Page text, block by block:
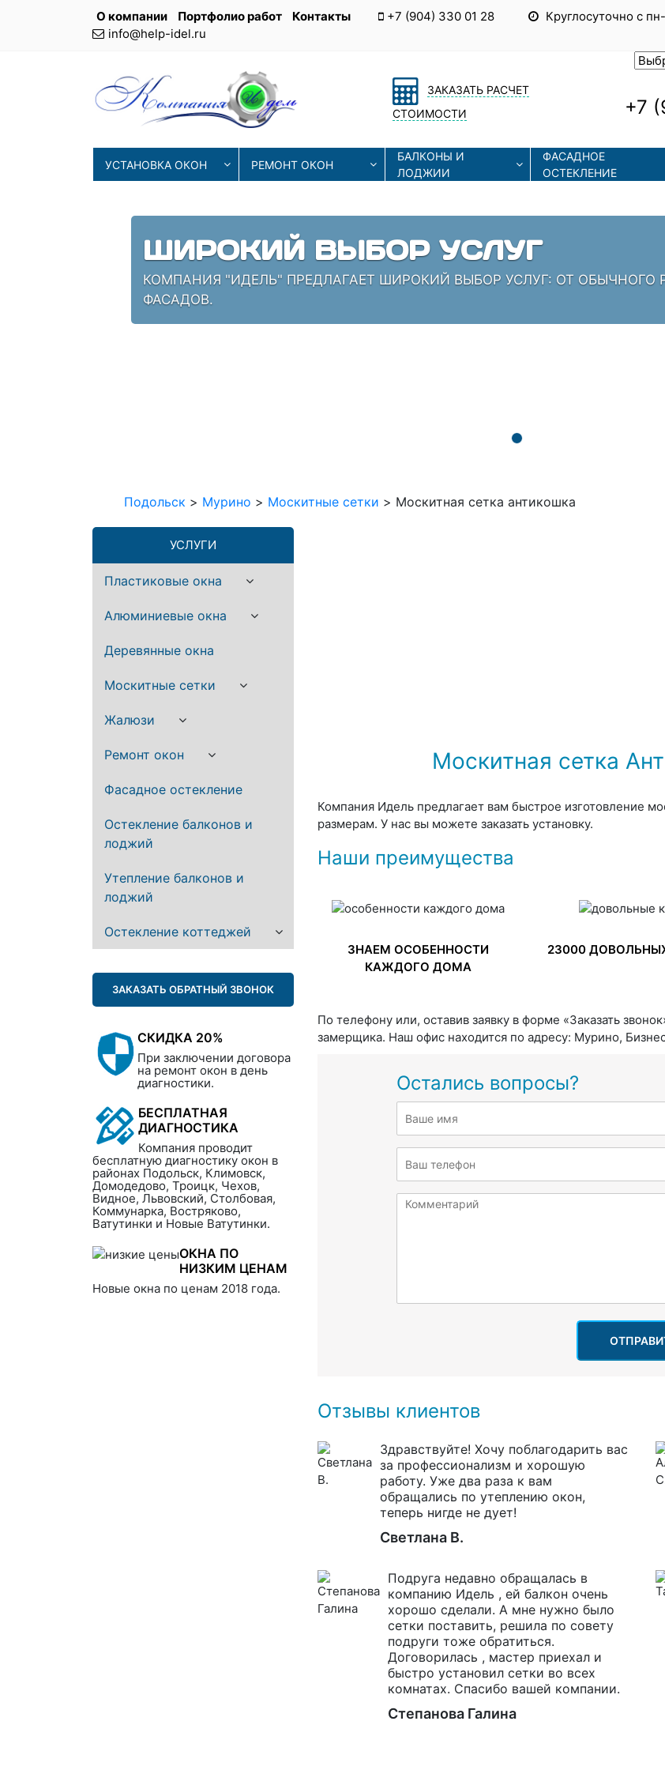
О компании Портфолио работ Контакты +7 (904) 330 01 28
Круглосуточно с
info@help-idel.ru
ЗАКАЗАТЬ РАСЧЕТ
СТОИМОСТИ
+7
УСТАНОВКА ОКОН РЕМОНТ ОКОН
БАЛКОНЫ И
ЛОДЖИИ
ФАСАДНОЕ
ОСТЕКЛЕНИЕ
СОВРЕМЕННЫЕ ТЕХНОЛОГИИ
НАШИ МАСТЕРА ИСПОЛЬЗУЮТ СОВРЕМЕННЫЕ ТЕХНОЛОГИИ МОНТАЖА И
ПРОВЕРЕННЫЕ СПЕЦИАЛИСТЫ, КОТОРЫЕ ЗНАЮТ СВОЁ ДЕЛО!
Подольск > Мурино > Москитные сетки > Москитная сетка антикошка
УСЛУГИ
Пластиковые окна
Алюминиевые окна
Деревянные окна
Москитные сетки
Жалюзи
Ремонт окон
Фасадное остекление
Остекление балконов и
лоджий
Утепление балконов и
лоджий
Остекление коттеджей
ЗАКАЗАТЬ ОБРАТНЫЙ ЗВОНОК
СКИДКА 20%
При заключении договора
на ремонт окон в день
диагностики.
БЕСПЛАТНАЯ
ДИАГНОСТИКА
Компания проводит
бесплатную диагностику окон в
районах Подольск, Климовск,
Домодедово, Троицк, Чехов,
Видное, Львовский, Столбовая,
Коммунарка, Востряково,
Ватутинки и Новые Ватутинки.
ОКНА ПО
НИЗКИМ ЦЕНАМ
Новые окна по ценам 2018 года.
Москитная сетка
Компания Идель предлагает вам быстрое изготовление
размерам. У нас вы можете заказать установку.
Наши преимущества
ЗНАЕМ ОСОБЕННОСТИ
КАЖДОГО ДОМА
23000
По телефону или, оставив заявку в форме «Заказать
замерщика. Наш офис находится по адресу: Мурино,
Остались вопросы?
Отзывы клиентов
Здравствуйте! Хочу поблагодарить вас
за профессионализм и хорошую
работу. Уже два раза к вам
обращались по утеплению окон,
теперь нигде не дует!
Светлана В.
Подруга недавно обращалась в
компанию Идель , ей балкон очень
хорошо сделали. А мне нужно было
сетки поставить, решила по совету
подруги тоже обратиться.
Договорилась , мастер приехал и
быстро установил сетки во всех
комнатах. Спасибо вашей компании.
Степанова Галина